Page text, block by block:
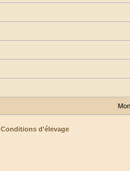
Conditions d'élevage